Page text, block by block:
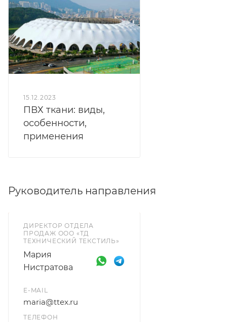
15.12.2023
ПВХ ткани: виды,
особенности,
применения
Руководитель направления
ДИРЕКТОР ОТДЕЛА
ПРОДАЖ ООО «ТД
ТЕХНИЧЕСКИЙ ТЕКСТИЛЬ»
Мария
Нистратова
E-MAIL
maria@ttex.ru
ТЕЛЕФОН